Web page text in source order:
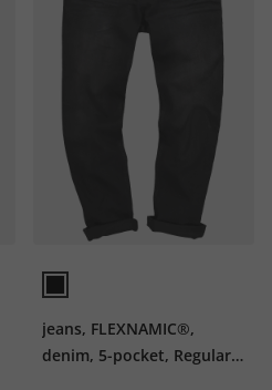
jeans, FLEXNAMIC®,
denim, 5-pocket, Regular-